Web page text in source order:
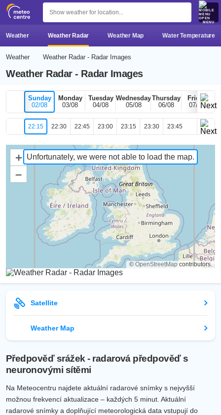
MENU
Weather Weather Radar Weather Map Water Temperature
Weather Weather Radar - Radar Images
Weather Radar - Radar Images
Sunday
02/08
Monday
03/08
Tuesday
04/08
Wednesday
05/08
Thursday
06/08
Friday
07/08
22:15 22:30 22:45 23:00 23:15 23:30 23:45
Unfortunately, we were not able to load the map.
+
–
© OpenStreetMap contributors.
Satellite
Weather Map
Předpověď srážek - radarová předpověď s
neuronovými sítěmi
Na Meteocentru najdete aktuální radarové snímky s nejvyšší
možnou frekvencí aktualizace – každých 5 minut. Aktuální
radarové snímky a doplňující meteorologická data vstupují do